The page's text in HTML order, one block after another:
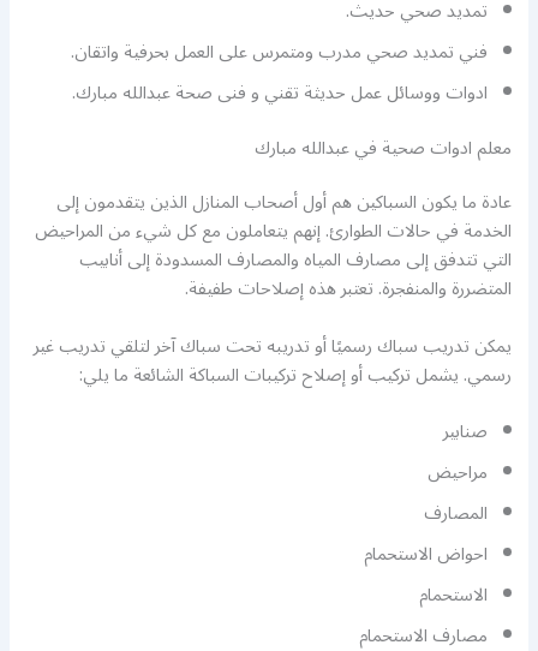
تمديد صحي حديث.
فني تمديد صحي مدرب ومتمرس على العمل بحرفية واتقان.
ادوات ووسائل عمل حديثة تقني و فنى صحة عبدالله مبارك.
معلم ادوات صحية في عبدالله مبارك
عادة ما يكون السباكين هم أول أصحاب المنازل الذين يتقدمون إلى
الخدمة في حالات الطوارئ. إنهم يتعاملون مع كل شيء من المراحيض
التي تتدفق إلى مصارف المياه والمصارف المسدودة إلى أنابيب
المتضررة والمنفجرة. تعتبر هذه إصلاحات طفيفة.
يمكن تدريب سباك رسميًا أو تدريبه تحت سباك آخر لتلقي تدريب غير
رسمي. يشمل تركيب أو إصلاح تركيبات السباكة الشائعة ما يلي:
صنابير
مراحيض
المصارف
احواض الاستحمام
الاستحمام
مصارف الاستحمام